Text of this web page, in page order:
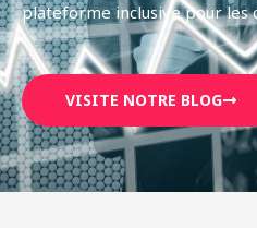
plateforme inclusive pour les
VISITE NOTRE BLOG